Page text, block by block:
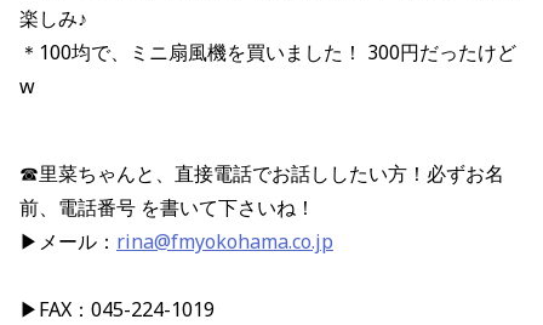
楽しみ♪
＊100均で、ミニ扇風機を買いました！ 300円だったけど
w
☎里菜ちゃんと、直接電話でお話ししたい方！必ずお名
前、電話番号 を書いて下さいね！
▶メール： rina@fmyokohama.co.jp
▶FAX：045-224-1019